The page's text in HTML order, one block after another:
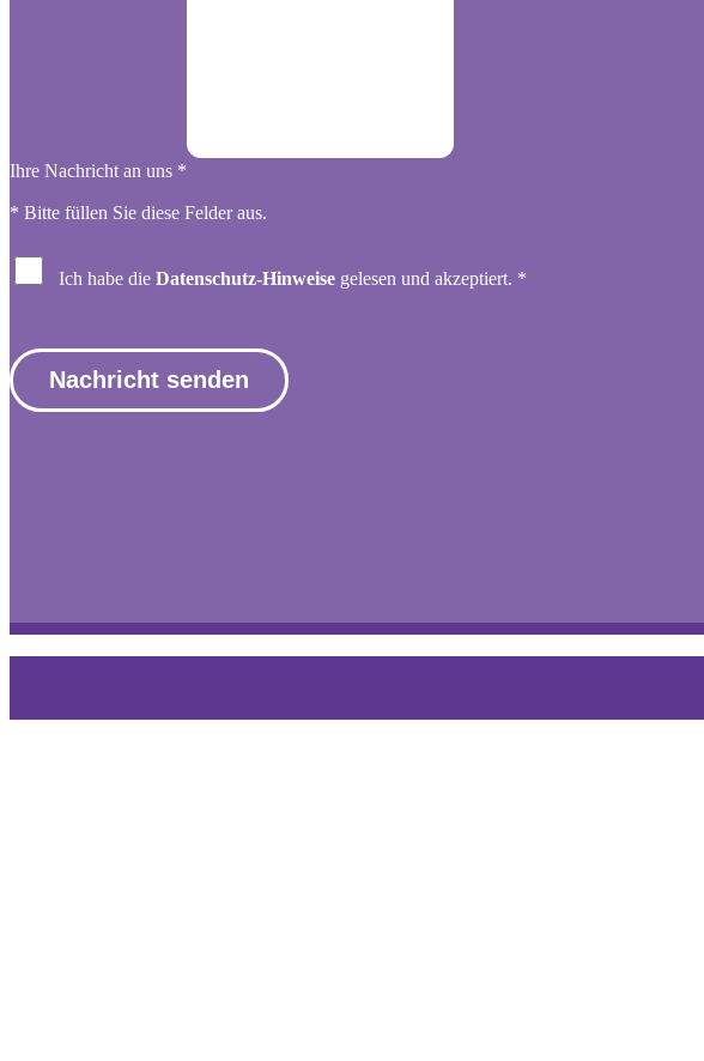
Ihre Nachricht an uns *
* Bitte füllen Sie diese Felder aus.
Ich habe die Datenschutz-Hinweise gelesen und akzeptiert. *
Nachricht senden